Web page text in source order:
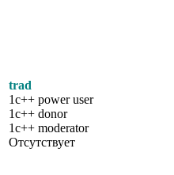
trad
1c++ power user
1c++ donor
1c++ moderator
Отсутствует